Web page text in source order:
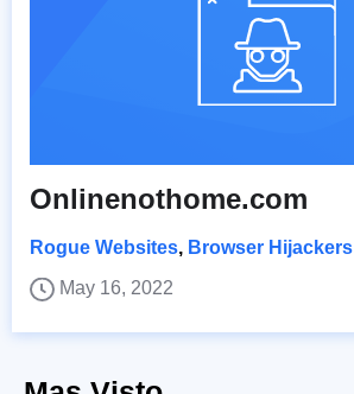
Onlinenothome.com
Rogue Websites, Browser Hijackers
May 16, 2022